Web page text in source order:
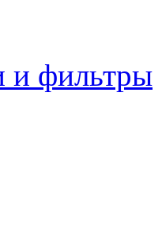
фильтры